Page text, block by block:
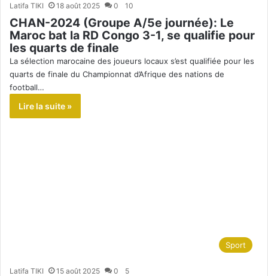
Latifa TIKI 18 août 2025 0 10
CHAN-2024 (Groupe A/5e journée): Le
Maroc bat la RD Congo 3-1, se qualifie pour
les quarts de finale
La sélection marocaine des joueurs locaux s’est qualifiée pour les
quarts de finale du Championnat d’Afrique des nations de
football…
Lire la suite »
Sport
Latifa TIKI 15 août 2025 0 5